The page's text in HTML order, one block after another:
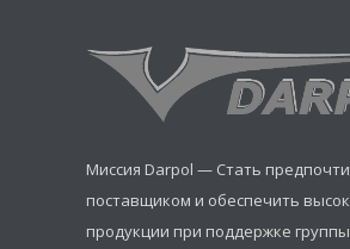
Миссия Darpol — Стать
поставщиком и обеспечить
продукции при поддержке группы